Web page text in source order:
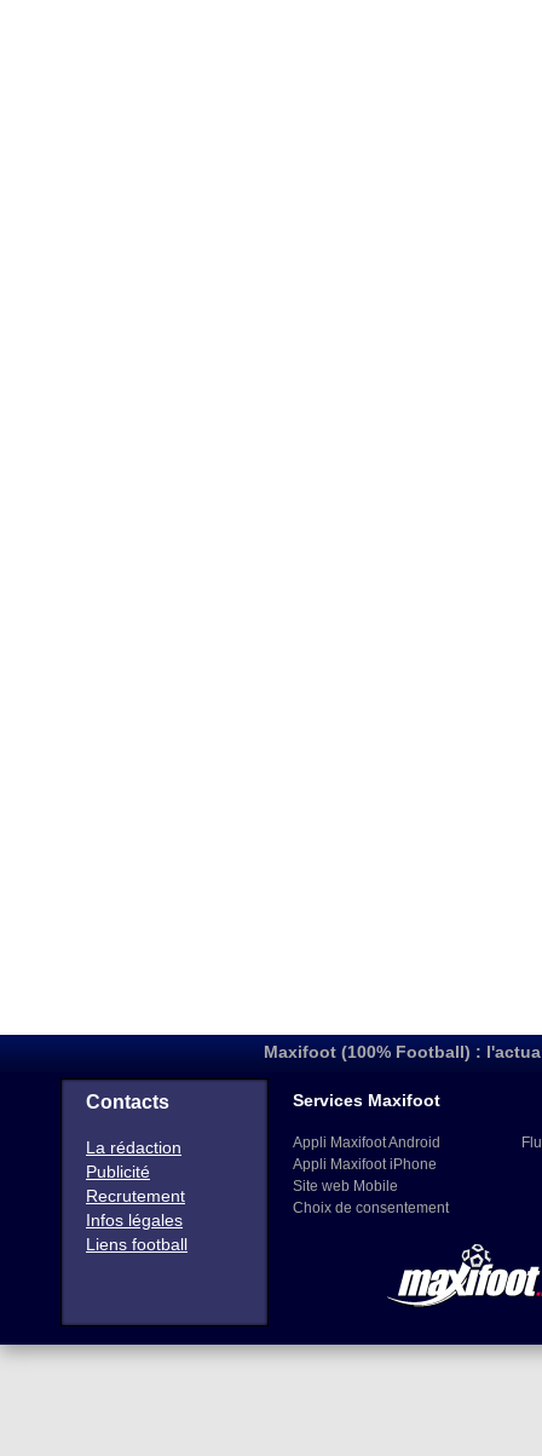
Maxifoot (100% Football) :
Contacts
La rédaction
Publicité
Recrutement
Infos légales
Liens football
Services Maxifoot
Appli Maxifoot Android
Appli Maxifoot iPhone
Site web Mobile
Choix de consentement